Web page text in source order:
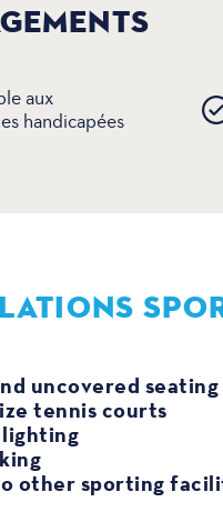
aux
handicapées
uncovered seating
tennis courts
other sporting